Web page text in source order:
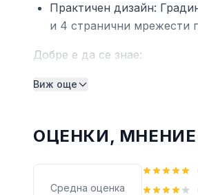
Практичен дизайн:
и 4 странични мрежести
Добре е да се знае:
Препоръчваме да
Материал: PE
Размери: 10 x 2 x 2 м (Д x
Размери на прозореца
Размери на вратата: 100
Виж още
ОЦЕНКИ,
Средна оценка